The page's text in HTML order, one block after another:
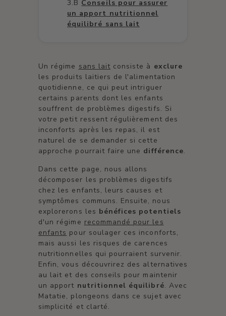
Conseils pour assurer
un apport nutritionnel
équilibré sans lait
Un régime sans laitconsiste à exclure
les produits laitiers de l'alimentation
quotidienne, ce qui peut intriguer
certains parents dont les enfants
souffrent de problèmes digestifs. Si
votre petit ressent régulièrement des
inconforts après les repas, il est
naturel de se demander si cette
approche pourrait faire une différence.
Dans cette page, nous allons
décomposer les problèmes digestifs
chez les enfants, leurs causes et
symptômes communs. Ensuite, nous
explorerons les bénéfices potentiels
d'un régime recommandé pour les
enfants pour soulager ces inconforts,
mais aussi les risques de carences
nutritionnelles qui pourraient survenir.
Enfin, vous découvrirez des alternatives
au lait et des conseils pour maintenir
un apport nutritionnel équilibré. Avec
Matatie, plongeons dans ce sujet avec
simplicité et clarté.